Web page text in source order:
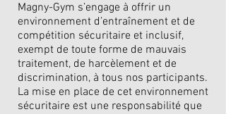
Magny-Gym s’engage à offrir un
environnement d’entraînement et de
compétition sécuritaire et inclusif,
exempt de toute forme de mauvais
traitement, de harcèlement et de
discrimination, à tous nos participants.
La mise en place de cet environnement
sécuritaire est une responsabilité que